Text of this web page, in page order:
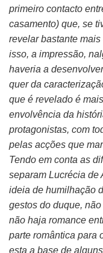
primeiro contacto
casamento) que, se
revelar bastante
isso, a impressão,
haveria a
quer da
que é revelado é
envolvência da
protagonistas, com
pelas acções que
Tendo em conta as
separam Lucrécia de
ideia de humilhação
gestos do duque,
não haja romance
parte romântica para
esta a base de